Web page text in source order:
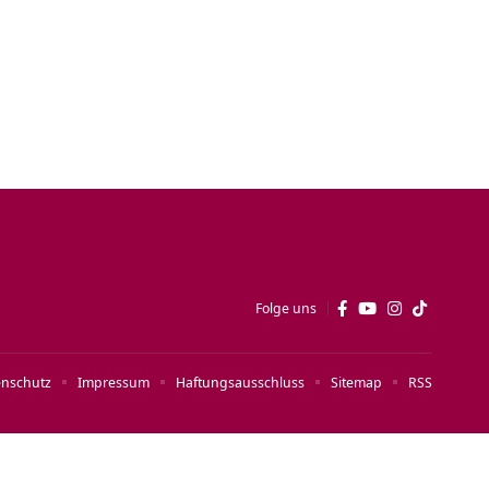
Folge uns
Impressum Haftungsausschluss Sitemap RSS